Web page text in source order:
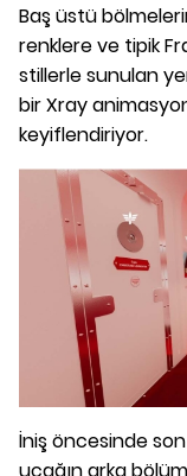
Baş üstü
renklere ve tipik
stillerle sunulan
bir Xray
keyiflendiriyor.
İniş öncesinde
uçağın arka